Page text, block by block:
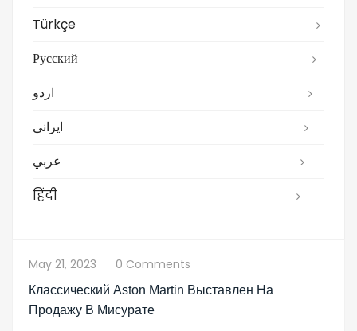
Türkçe
Русский
اردو
ایرانی
عربي
हिंदी
May 21, 2023 0 Comments
Классический Aston Martin Выставлен На
Продажу В Мисурате